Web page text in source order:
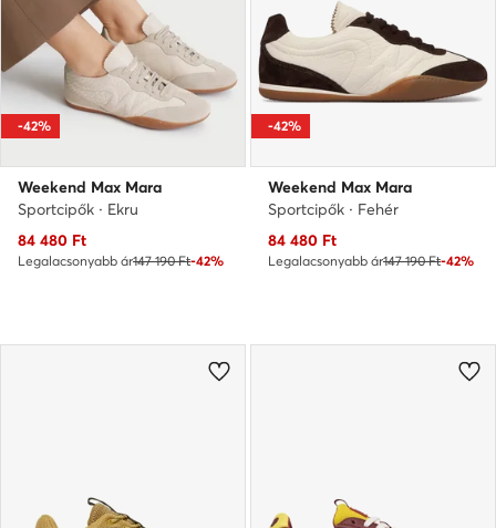
-42%
Weekend Max Mara
Sportcipők · Ekru
Aktuális ár
84 480 Ft
Legalacsonyabb ár147 190 Ft-42%
-42%
Weekend Max Mara
Sportcipők · Fehér
Aktuális ár
84 480 Ft
Legalacsonyabb ár147 190 Ft-42%